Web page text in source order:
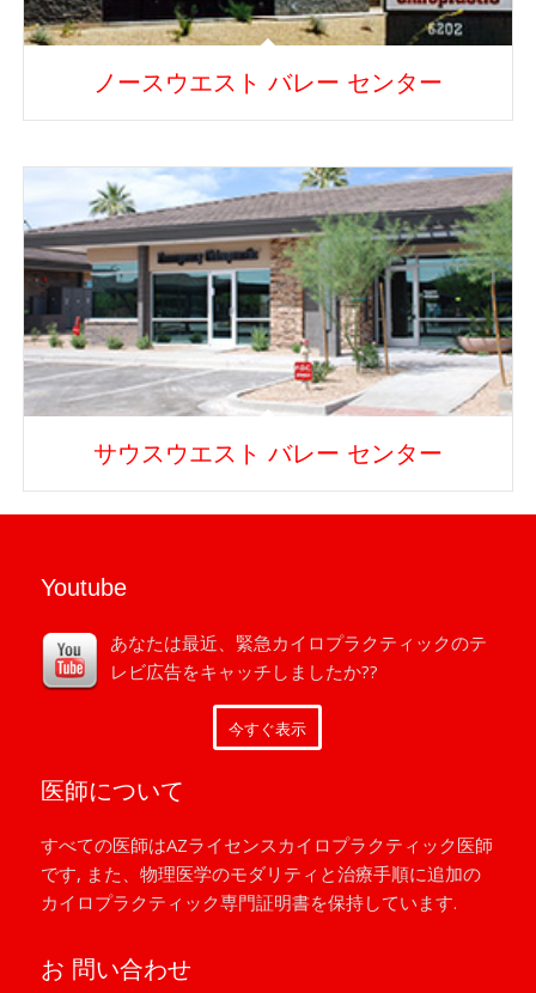
ノースウエスト バレー センター
サウスウエスト バレー センター
Youtube
あなたは最近、緊急カイロプラクティックのテ
レビ広告をキャッチしましたか??
今すぐ表示
医師について
すべての医師はAZライセンスカイロプラクティック医師
です, また、物理医学のモダリティと治療手順に追加の
カイロプラクティック専門証明書を保持しています.
お 問い合わせ